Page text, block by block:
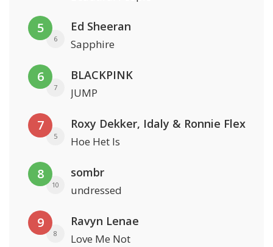
5
6
Ed Sheeran
Sapphire
6
7
BLACKPINK
JUMP
7
5
Roxy Dekker, Idaly & Ronnie Flex
Hoe Het Is
8
10
sombr
undressed
9
8
Ravyn Lenae
Love Me Not